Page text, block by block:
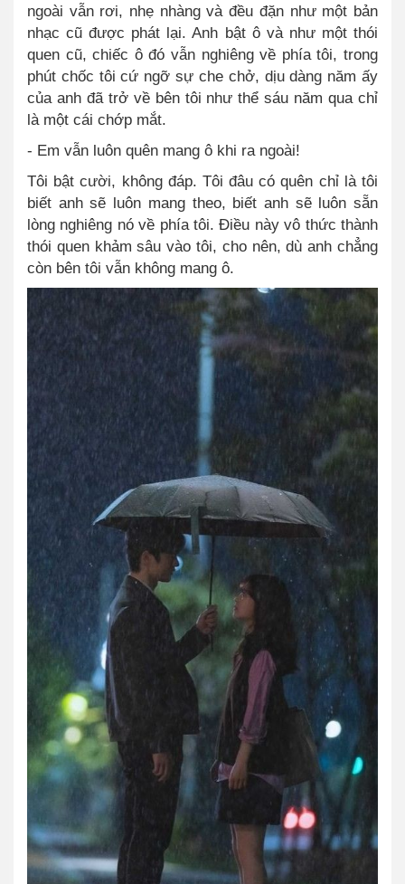
ngoài vẫn rơi, nhẹ nhàng và đều đặn như một bản
nhạc cũ được phát lại. Anh bật ô và như một thói
quen cũ, chiếc ô đó vẫn nghiêng về phía tôi, trong
phút chốc tôi cứ ngỡ sự che chở, dịu dàng năm ấy
của anh đã trở về bên tôi như thể sáu năm qua chỉ
là một cái chớp mắt.
- Em vẫn luôn quên mang ô khi ra ngoài!
Tôi bật cười, không đáp. Tôi đâu có quên chỉ là tôi
biết anh sẽ luôn mang theo, biết anh sẽ luôn sẵn
lòng nghiêng nó về phía tôi. Điều này vô thức thành
thói quen khảm sâu vào tôi, cho nên, dù anh chẳng
còn bên tôi vẫn không mang ô.